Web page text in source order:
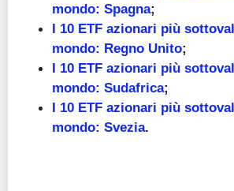
mondo: Spagna;
I 10 ETF azionari più
mondo: Regno Unito;
I 10 ETF azionari più
mondo: Sudafrica;
I 10 ETF azionari più
mondo: Svezia.